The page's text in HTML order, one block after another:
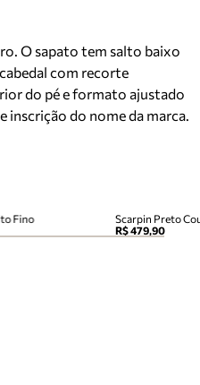
O sapato tem salto baixo
com recorte
do pé e formato ajustado
inscrição do nome da marca.
Fino
Scarpin Preto
R$ 479,90